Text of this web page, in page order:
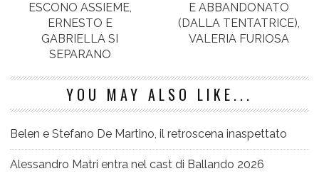
ESCONO ASSIEME,
ERNESTO E
GABRIELLA SI
SEPARANO
E ABBANDONATO
(DALLA TENTATRICE),
VALERIA FURIOSA
YOU MAY ALSO LIKE...
Belen e Stefano De Martino, il retroscena inaspettato
Alessandro Matri entra nel cast di Ballando 2026